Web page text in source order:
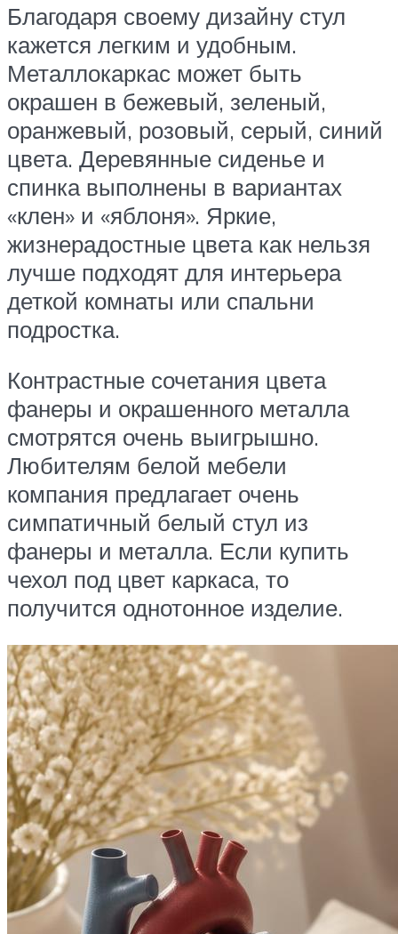
Благодаря своему дизайну стул
кажется легким и удобным.
Металлокаркас может быть
окрашен в бежевый, зеленый,
оранжевый, розовый, серый, синий
цвета. Деревянные сиденье и
спинка выполнены в вариантах
«клен» и «яблоня». Яркие,
жизнерадостные цвета как нельзя
лучше подходят для интерьера
деткой комнаты или спальни
подростка.
Контрастные сочетания цвета
фанеры и окрашенного металла
смотрятся очень выигрышно.
Любителям белой мебели
компания предлагает очень
симпатичный белый стул из
фанеры и металла. Если купить
чехол под цвет каркаса, то
получится однотонное изделие.